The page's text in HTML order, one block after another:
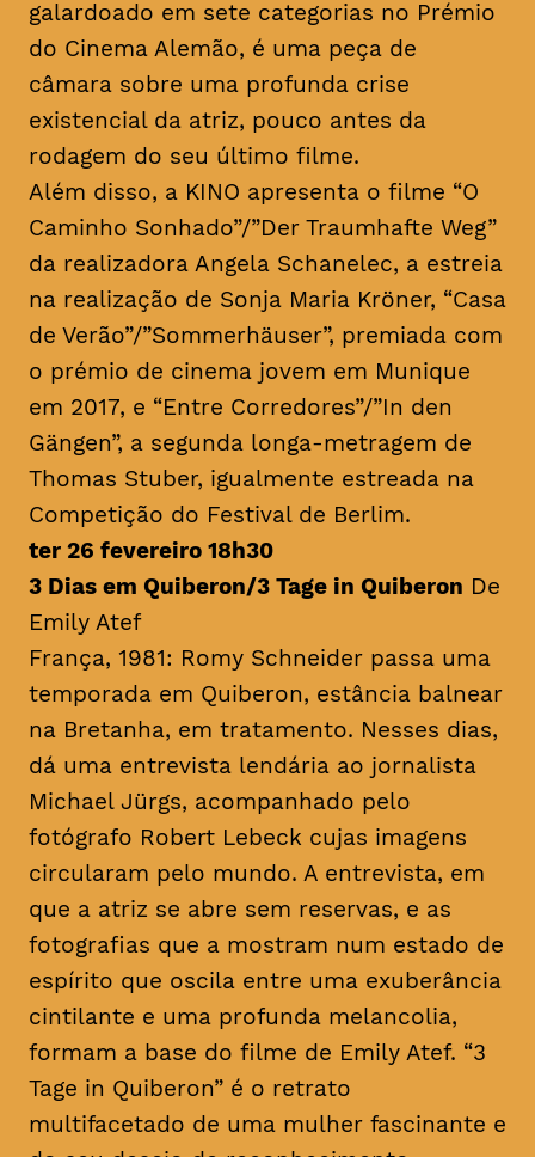
galardoado em sete categorias no Prémio
do Cinema Alemão, é uma peça de
câmara sobre uma profunda crise
existencial da atriz, pouco antes da
rodagem do seu último filme.
Além disso, a KINO apresenta o filme “O
Caminho Sonhado”/”Der Traumhafte Weg”
da realizadora Angela Schanelec, a estreia
na realização de Sonja Maria Kröner, “Casa
de Verão”/”Sommerhäuser”, premiada com
o prémio de cinema jovem em Munique
em 2017, e “Entre Corredores”/”In den
Gängen”, a segunda longa-metragem de
Thomas Stuber, igualmente estreada na
Competição do Festival de Berlim.
ter 26 fevereiro 18h30
3 Dias em Quiberon/3 Tage in Quiberon De
Emily Atef
França, 1981: Romy Schneider passa uma
temporada em Quiberon, estância balnear
na Bretanha, em tratamento. Nesses dias,
dá uma entrevista lendária ao jornalista
Michael Jürgs, acompanhado pelo
fotógrafo Robert Lebeck cujas imagens
circularam pelo mundo. A entrevista, em
que a atriz se abre sem reservas, e as
fotografias que a mostram num estado de
espírito que oscila entre uma exuberância
cintilante e uma profunda melancolia,
formam a base do filme de Emily Atef. “3
Tage in Quiberon” é o retrato
multifacetado de uma mulher fascinante e